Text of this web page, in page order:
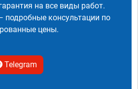
на все виды работ.
подробные консультации по
цены.
Telegram